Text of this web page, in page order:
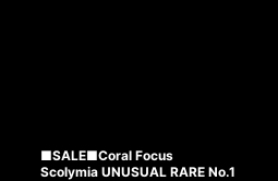
■SALE■Coral Focus
Scolymia UNUSUAL RARE No.1